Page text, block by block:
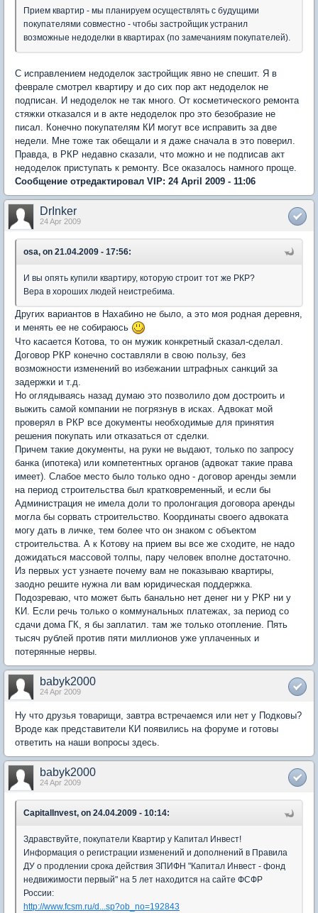
Прием квартир - мы планируем осуществлять с будущими
покупателями совместно - чтобы застройщик устранил
возможные недоделки в квартирах (по замечаниям покупателей).
С исправлением недоделок застройщик явно не спешит. Я в
феврале смотрел квартиру и до сих пор акт недоделок не
подписан. И недоделок не так много. От косметического ремонта
стяжки отказался и в акте недоделок про это безобразие не
писал. Конечно покупателям КИ могут все исправить за две
недели. Мне тоже так обещали и я даже сначала в это поверил.
Правда, в РКР недавно сказали, что можно и не подписав акт
недоделок приступать к ремонту. Все оказалось намного проще.
Сообщение отредактировал VIP: 24 April 2009 - 11:06
DrInker
24 Apr 2009
osa, on 21.04.2009 - 17:56:
И вы опять купили квартиру, которую строит тот же РКР?
Вера в хороших людей неистребима.
Других вариантов в Нахабино не было, а это моя родная деревня,
и менять ее не собираюсь
Что касается Котова, то он мужик конкретный сказал-сделал.
Договор РКР конечно составляли в свою пользу, без
возможности изменений во избежании штрафных санкций за
задержки и т.д.
Но оглядываясь назад думаю это позволило дом достроить и
выжить самой компании не погрязнув в исках. Адвокат мой
проверял в РКР все документы необходимые для принятия
решения покупать или отказаться от сделки.
Причем такие документы, на руки не выдают, только по запросу
банка (ипотека) или компетентных органов (адвокат такие права
имеет). Слабое место было только одно - договор аренды земли
на период строительства был кратковременный, и если бы
Администрация не имела доли то пролонгация договора аренды
могла бы сорвать строительство. Координаты своего адвоката
могу дать в личке, тем более что он знаком с объектом
строительства. А к Котову на прием вы все же сходите, не надо
дожидаться массовой толпы, пару человек вполне достаточно.
Из первых уст узнаете почему вам не показываю квартиры,
заодно решите нужна ли вам юридическая поддержка.
Подозреваю, что может быть банально нет денег ни у РКР ни у
КИ. Если речь только о коммунальных платежах, за период со
сдачи дома ГК, я бы заплатил. там же только отопление. Пять
тысяч рублей против пяти миллионов уже уплаченных и
потерянные нервы.
babyk2000
24 Apr 2009
Ну что друзья товарищи, завтра встречаемся или нет у Подковы?
Вроде как представители КИ появились на форуме и готовы
ответить на наши вопросы здесь.
babyk2000
24 Apr 2009
CapitalInvest, on 24.04.2009 - 10:14:
Здравствуйте, покупатели Квартир у Капитал Инвест!
Информация о регистрации изменений и дополнений в Правила
ДУ о продлении срока действия ЗПИФН "Капитал Инвест - фонд
недвижимости первый" на 5 лет находится на сайте ФСФР
России:
http://www.fcsm.ru/d...sp?ob_no=192843